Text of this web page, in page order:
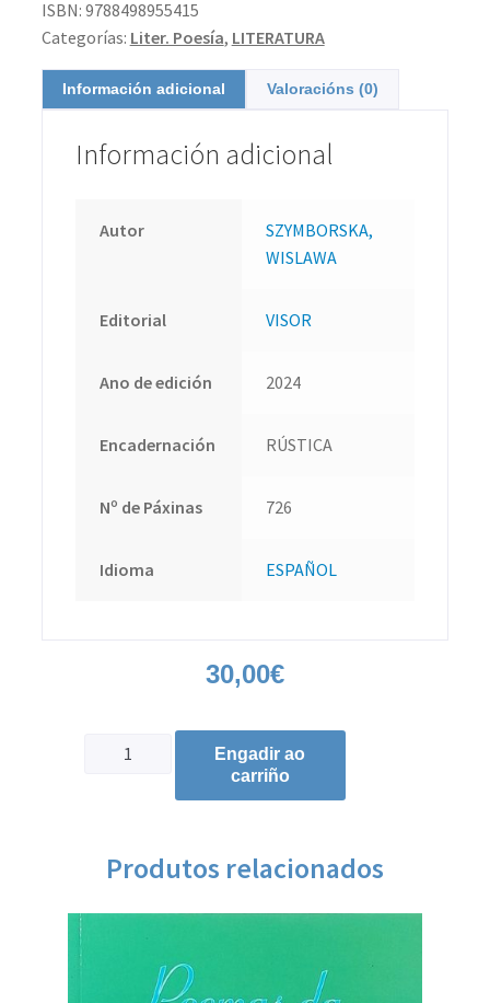
ISBN: 9788498955415
Categorías: Liter. Poesía, LITERATURA
Información adicional Valoracións (0)
Información adicional
Autor
SZYMBORSKA,
WISLAWA
Editorial VISOR
Ano de edición 2024
Encadernación RÚSTICA
Nº de Páxinas 726
Idioma ESPAÑOL
30,00€
Engadir ao
carriño
Produtos relacionados